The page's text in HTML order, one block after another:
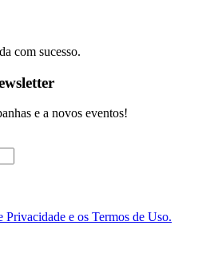
com sucesso.
e a novos eventos!
Privacidade e os Termos de Uso.